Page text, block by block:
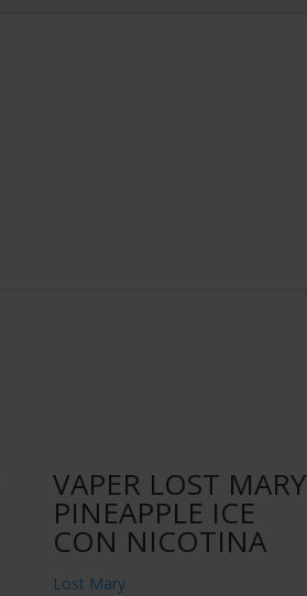
VAPER LOST MARY
PINEAPPLE ICE
CON NICOTINA
Lost Mary